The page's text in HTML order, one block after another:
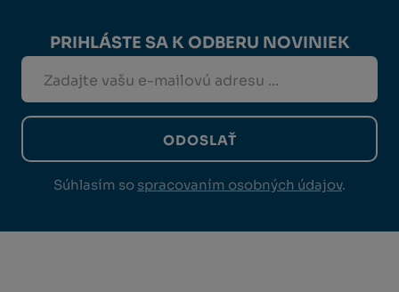
PRIHLÁSTE SA K ODBERU NOVINIEK
ODOSLAŤ
Súhlasím so spracovaním osobných údajov.